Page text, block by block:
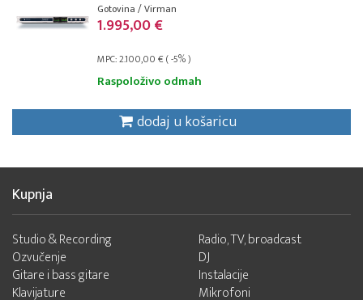
Gotovina / Virman
1.995,00 €
MPC: 2.100,00 € ( -5% )
Raspoloživo odmah
dodaj u košaricu
Kupnja
Studio & Recording
Ozvučenje
Gitare i bass gitare
Klavijature
Radio, TV, broadcast
DJ
Instalacije
Mikrofoni